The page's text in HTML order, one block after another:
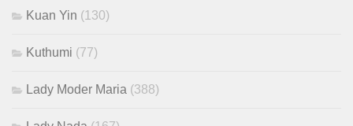
Kuan Yin (130)
Kuthumi (77)
Lady Moder Maria (388)